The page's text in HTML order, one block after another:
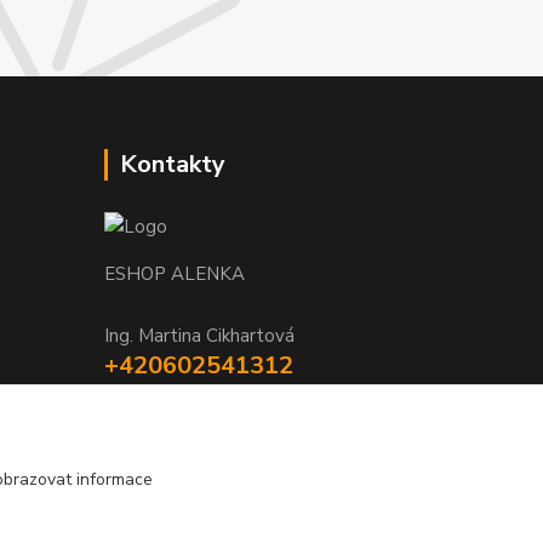
Kontakty
ESHOP ALENKA
Ing. Martina Cikhartová
+420602541312
informace